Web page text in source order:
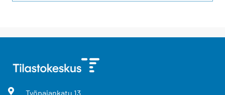
Työpajankatu 13